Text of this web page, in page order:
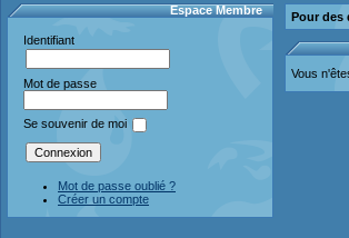
Espace Membre
Identifiant
Mot de passe
Se souvenir de moi
Mot de passe oublié ?
Créer un compte
Pour des
Vous